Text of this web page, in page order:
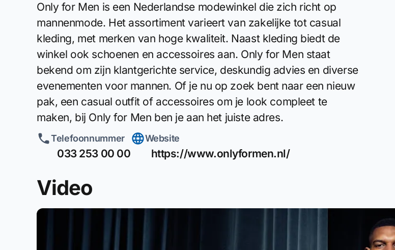
Only for Men is een Nederlandse modewinkel die zich richt op
mannenmode. Het assortiment varieert van zakelijke tot casual
kleding, met merken van hoge kwaliteit. Naast kleding biedt de
winkel ook schoenen en accessoires aan. Only for Men staat
bekend om zijn klantgerichte service, deskundig advies en diverse
evenementen voor mannen. Of je nu op zoek bent naar een nieuw
pak, een casual outfit of accessoires om je look compleet te
maken, bij Only for Men ben je aan het juiste adres.
Telefoonnummer
033 253 00 00
Website
https://www.onlyformen.nl/
Video